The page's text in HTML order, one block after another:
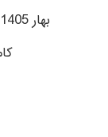
کامران